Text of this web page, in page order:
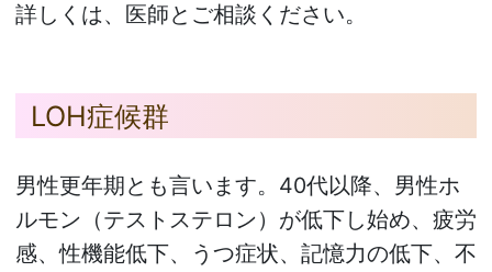
詳しくは、医師とご相談ください。
LOH症候群
男性更年期とも言います。40代以降、男性ホ
ルモン（テストステロン）が低下し始め、疲労
感、性機能低下、うつ症状、記憶力の低下、不